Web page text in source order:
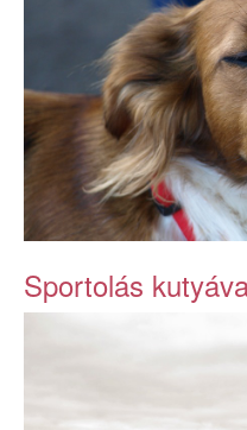
Sportolás